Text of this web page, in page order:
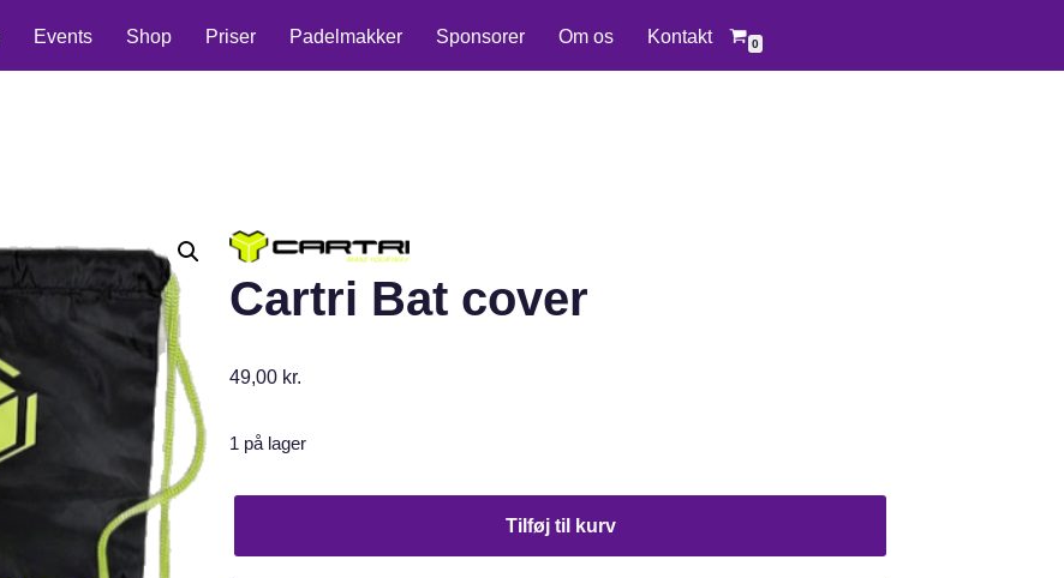
Events Shop Priser Padelmakker Sponsorer Om os Kontakt 0
Cartri Bat cover
49,00 kr.
1 på lager
Tilføj til kurv